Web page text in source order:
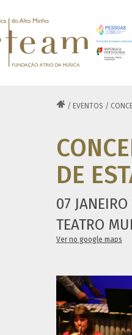
 / EVENTOS /
DE
07
TEATRO
Ver no google maps